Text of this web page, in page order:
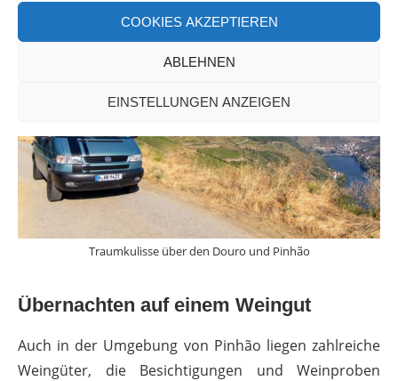
COOKIES AKZEPTIEREN
ABLEHNEN
EINSTELLUNGEN ANZEIGEN
Traumkulisse über den Douro und Pinhão
Übernachten auf einem Weingut
Auch in der Umgebung von Pinhão liegen zahlreiche
Weingüter, die Besichtigungen und Weinproben